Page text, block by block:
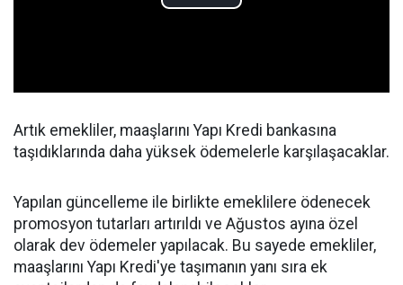
Artık emekliler, maaşlarını Yapı Kredi bankasına
taşıdıklarında daha yüksek ödemelerle karşılaşacaklar.
Yapılan güncelleme ile birlikte emeklilere ödenecek
promosyon tutarları artırıldı ve Ağustos ayına özel
olarak dev ödemeler yapılacak. Bu sayede emekliler,
maaşlarını Yapı Kredi'ye taşımanın yanı sıra ek